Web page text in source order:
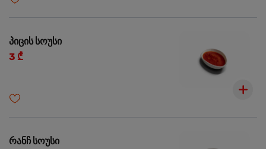
პიცის სოუსი
3 ₾
რანჩ სოუსი